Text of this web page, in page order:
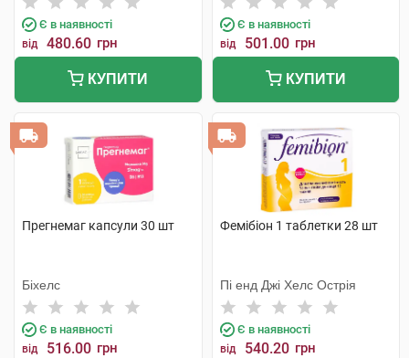
Є в наявності
від 480.60 грн
КУПИТИ
Є в наявності
від 501.00 грн
КУПИТИ
Прегнемаг капсули 30 шт
Біхелс
Є в наявності
від 516.00 грн
Фемібіон 1 таблетки 28 шт
Пі енд Джі Хелс Острія
Є в наявності
від 540.20 грн